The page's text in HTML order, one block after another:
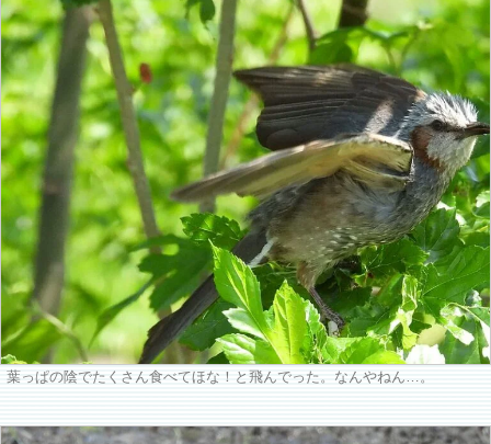
葉っぱの陰でたくさん食べてほな！と飛んでった。なんやねん…。